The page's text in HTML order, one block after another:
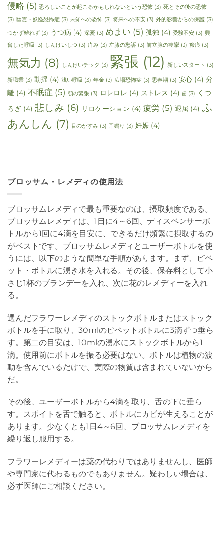
侵略 (5) 恐ろしいことが起こるかもしれないという恐怖 (3) 死とその後の恐怖
(3) 幽霊・妖怪恐怖症 (3) 未知への恐怖 (3) 将来への不安 (3) 外的影響からの保護 (3)
つかず離れず (3) うつ病 (4) 深憂 (3) めまい (5) 孤独 (4) 受験不安 (3) 興
奮した呼吸 (3) しんけいしつ (3) 痒み (3) 左膝の愁訴 (3) 前立腺の痙攣 (3) 瘢痕 (3)
無気力 (8) しんけいチック (3) 緊張 (12) 新しいスタート (3)
新職業 (3) 動揺 (4) 浅い呼吸 (3) 年金 (3) 広場恐怖症 (3) 思春期 (3) 安心 (4) 分
離 (4) 不眠症 (5) 顎の緊張 (3) ロレロレ (4) ストレス (4) 歯 (3)
くつ
ろぎ (4) 悲しみ (6) リロケーション (4) 疲労 (5) 退屈 (4) ふ
あんしん (7) 目のかすみ (3) 耳鳴り (3) 妊娠 (4)
ブロッサム・レメディの使用法
ブロッサムレメディで最も重要なのは、摂取頻度である。
ブロッサムレメディは、1日に4～6回、ディスペンサーボ
トルから1回に4滴を目安に、できるだけ頻繁に摂取するの
がベストです。ブロッサムレメディとユーザーボトルを使
うには、以下のような簡単な手順があります。まず、ピペ
ット・ボトルに湧き水を入れる。その後、保存料として小
さじ1杯のブランデーを入れ、次に花のレメディーを入れ
る。
選んだフラワーレメディのストックボトルまたはストック
ボトルを手に取り、30mlのピペットボトルに3滴ずつ垂ら
す。第二の目安は、10mlの湧水にストックボトルから1
滴。使用前にボトルを振る必要はない。ボトルは植物の波
動を含んでいるだけで、実際の物質は含まれていないから
だ。
その後、ユーザーボトルから4滴を取り、舌の下に垂ら
す。スポイトを舌で触ると、ボトルにカビが生えることが
あります。少なくとも1日4～6回、ブロッサムレメディを
繰り返し服用する。
フラワーレメディーは薬の代わりではありませんし、医師
や専門家に代わるものでもありません。疑わしい場合は、
必ず医師にご相談ください。